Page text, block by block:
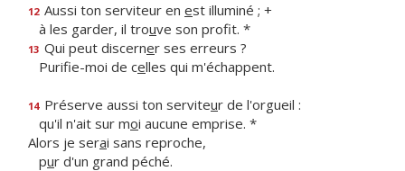
12 Aussi ton serviteur en est illuminé ; +
à les garder, il trouve son profit. *
13 Qui peut discerner ses erreurs ?
Purifie-moi de celles qui m'échappent.
14 Préserve aussi ton serviteur de l'orgueil :
qu'il n'ait sur moi aucune emprise. *
Alors je serai sans reproche,
pur d'un grand péché.